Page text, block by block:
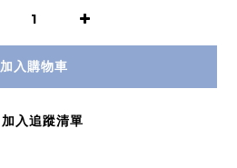
加入購物車
加入追蹤清單